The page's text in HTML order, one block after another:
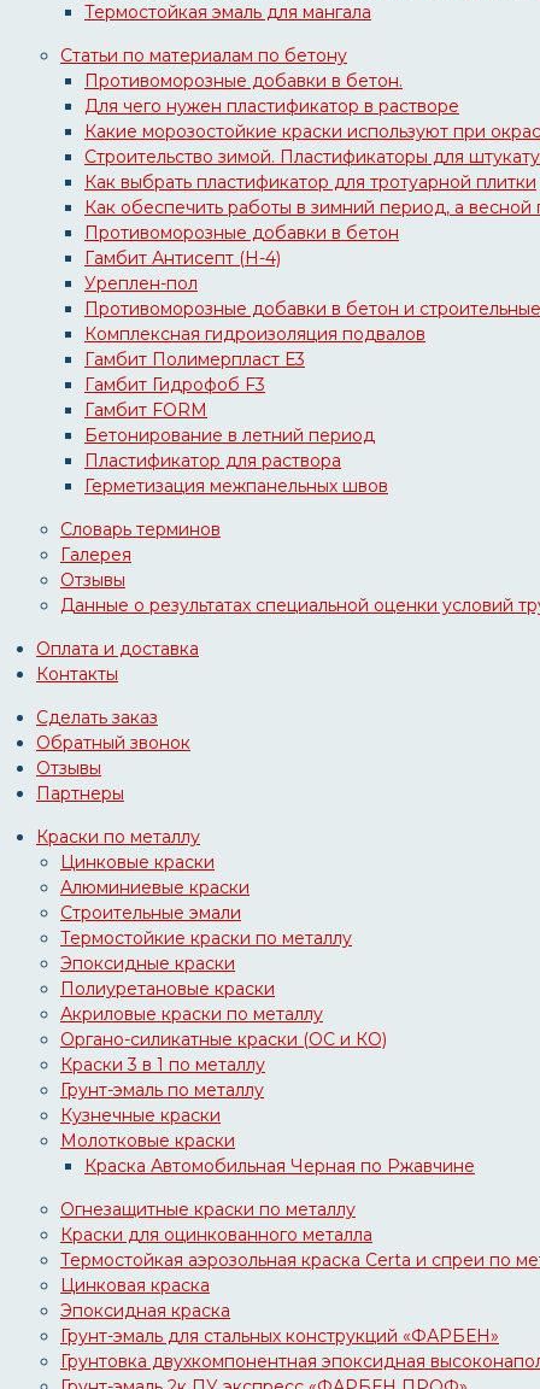
Термостойкая эмаль для мангала
Статьи по материалам по бетону
Противоморозные добавки в бетон.
Для чего нужен пластификатор в растворе
Какие морозостойкие краски используют при
Строительство зимой. Пластификаторы для
Как выбрать пластификатор для тротуарной плитки
Как обеспечить работы в зимний период, а весной
Противоморозные добавки в бетон
Гамбит Антисепт (Н-4)
Уреплен-пол
Противоморозные добавки в бетон и
Комплексная гидроизоляция подвалов
Гамбит Полимерпласт Е3
Гамбит Гидрофоб F3
Гамбит FORM
Бетонирование в летний период
Пластификатор для раствора
Герметизация межпанельных швов
Словарь терминов
Галерея
Отзывы
Данные о результатах специальной оценки условий
Оплата и доставка
Контакты
Сделать заказ
Обратный звонок
Отзывы
Партнеры
Краски по металлу
Цинковые краски
Алюминиевые краски
Строительные эмали
Термостойкие краски по металлу
Эпоксидные краски
Полиуретановые краски
Акриловые краски по металлу
Органо-силикатные краски (ОС и КО)
Краски 3 в 1 по металлу
Грунт-эмаль по металлу
Кузнечные краски
Молотковые краски
Краска Автомобильная Черная по Ржавчине
Огнезащитные краски по металлу
Краски для оцинкованного металла
Термостойкая аэрозольная краска Certa и спреи по
Цинковая краска
Эпоксидная краска
Грунт-эмаль для стальных конструкций «ФАРБЕН»
Грунтовка двухкомпонентная эпоксидная